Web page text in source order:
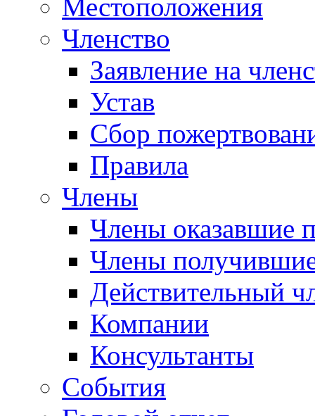
Местоположения
Членство
Заявление на
Устав
Сбор
Правила
Члены
Члены оказавшие
Члены
Действительный
Компании
Консультанты
События